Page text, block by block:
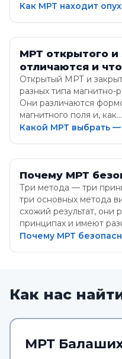
Как МРТ находит
МРТ открытого и
отличаются и
Открытый МРТ и
разных типа магнитно-
Они различаются
магнитного поля и, как…
Какой МРТ выбрать
Почему МРТ
Три метода — три
три основных метода
схожий результат, они
принципах и имеют
Почему МРТ
Как нас
МРТ